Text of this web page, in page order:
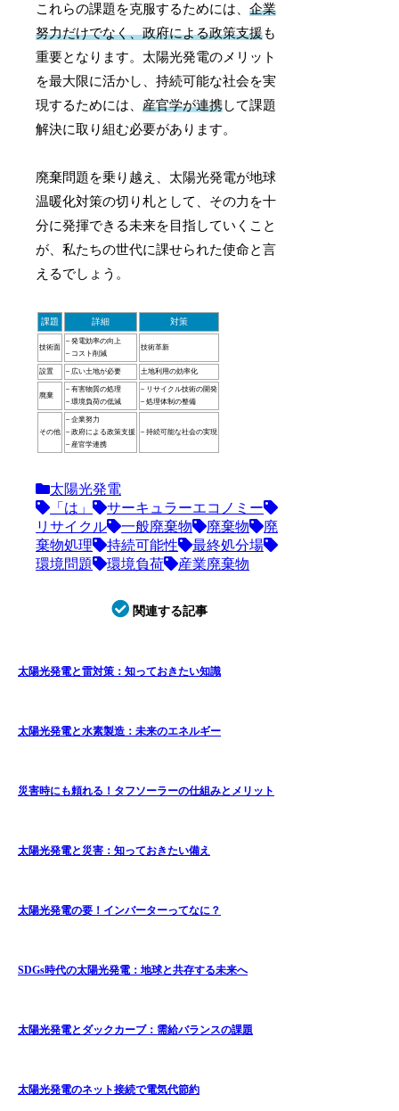
これらの課題を克服するためには、企業
努力だけでなく、政府による政策支援も
重要となります。太陽光発電のメリット
を最大限に活かし、持続可能な社会を実
現するためには、産官学が連携して課題
解決に取り組む必要があります。
廃棄問題を乗り越え、太陽光発電が地球
温暖化対策の切り札として、その力を十
分に発揮できる未来を目指していくこと
が、私たちの世代に課せられた使命と言
えるでしょう。
課題 詳細 対策
技術面
– 発電効率の向上
– コスト削減
技術革新
設置 – 広い土地が必要 土地利用の効率化
廃棄
– 有害物質の処理
– 環境負荷の低減
– リサイクル技術の開発
– 処理体制の整備
その他
– 企業努力
– 政府による政策支援
– 産官学連携
– 持続可能な社会の実現
太陽光発電
「は」
サーキュラーエコノミー
リサイクル
一般廃棄物 廃棄物
廃
棄物処理
持続可能性
最終処分場
環境問題
環境負荷 産業廃棄物
関連する記事
太陽光発電と雷対策：知っておきたい知識
太陽光発電と水素製造：未来のエネルギー
災害時にも頼れる！タフソーラーの仕組みとメリット
太陽光発電と災害：知っておきたい備え
太陽光発電の要！インバーターってなに？
SDGs時代の太陽光発電：地球と共存する未来へ
太陽光発電とダックカーブ：需給バランスの課題
太陽光発電のネット接続で電気代節約